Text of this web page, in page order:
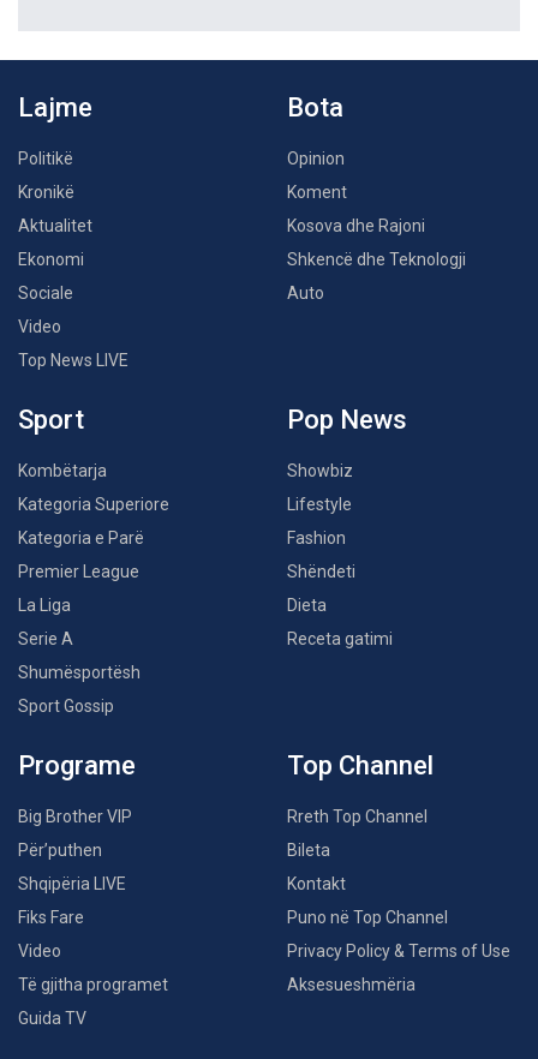
Lajme
Politikë
Kronikë
Aktualitet
Ekonomi
Sociale
Video
Top News LIVE
Bota
Opinion
Koment
Kosova dhe Rajoni
Shkencë dhe Teknologji
Auto
Sport
Kombëtarja
Kategoria Superiore
Kategoria e Parë
Premier League
La Liga
Serie A
Shumësportësh
Sport Gossip
Pop News
Showbiz
Lifestyle
Fashion
Shëndeti
Dieta
Receta gatimi
Programe
Big Brother VIP
Për’puthen
Shqipëria LIVE
Fiks Fare
Video
Të gjitha programet
Guida TV
Top Channel
Rreth Top Channel
Bileta
Kontakt
Puno në Top Channel
Privacy Policy & Terms of Use
Aksesueshmëria